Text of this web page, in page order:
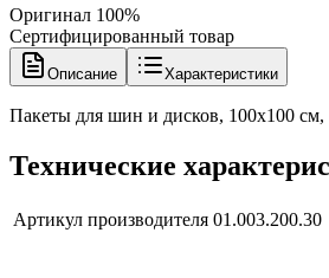
Оригинал 100%
Сертифицированный товар
Описание Характеристики
Пакеты для шин и дисков, 100х100
Технические
Артикул производителя 01.003.200.30